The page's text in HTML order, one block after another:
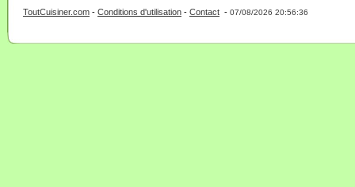
ToutCuisiner.com - Conditions d'utilisation - Contact - 07/08/2026 20:56:36